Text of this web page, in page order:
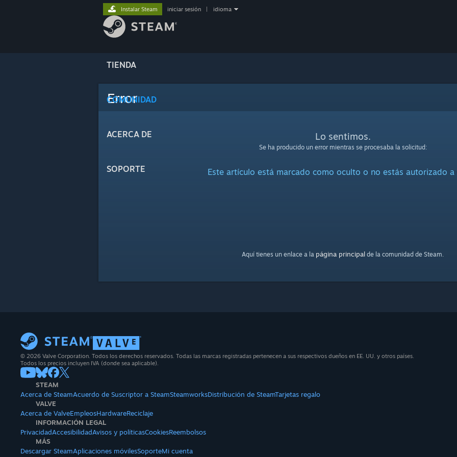
TIENDA
COMUNIDAD
ACERCA DE
SOPORTE
Instalar Steam iniciar sesión idioma
Error
Lo sentimos.
Se ha producido un error mientras se procesaba la solicitud:
Este artículo está marcado como oculto o no estás autorizado a
Aquí tienes un enlace a la página principal de la comunidad de Steam.
© 2026 Valve Corporation. Todos los derechos reservados. Todas las marcas registradas pertenecen a sus respectivos dueños en EE. UU. y otros países.
Todos los precios incluyen IVA (donde sea aplicable).
STEAM
Acerca de SteamAcuerdo de Suscriptor a SteamSteamworksDistribución de SteamTarjetas regalo
VALVE
Acerca de ValveEmpleosHardwareReciclaje
INFORMACIÓN LEGAL
PrivacidadAccesibilidadAvisos y políticasCookiesReembolsos
MÁS
Descargar SteamAplicaciones móvilesSoporteMi cuenta